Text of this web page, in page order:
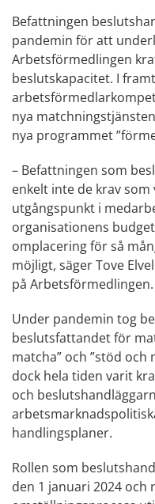
Befattningen
pandemin för att
Arbetsförmedlingen
beslutskapacitet. I
nya
nya programmet
– Befattningen som
enkelt inte de krav
utgångspunkt i
organisationens
omplacering för så
möjligt, säger Tove
på Arbetsförmedlingen.
Under pandemin tog
beslutsfattandet för
matcha” och ”stöd
dock hela tiden varit
och
handlingsplaner.
Rollen som
den 1 januari 2024 och